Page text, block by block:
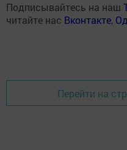
Подписывайтесь на наш
читайте нас Вконтакте,
Перейти на